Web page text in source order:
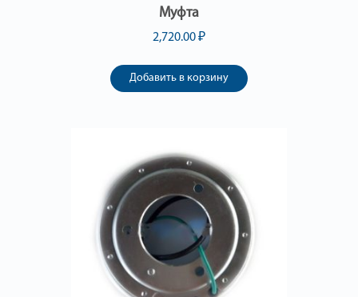
Муфта
2,720.00₽
Добавить в корзину